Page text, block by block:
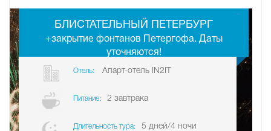
БЛИСТАТЕЛЬНЫЙ ПЕТЕРБУРГ
+закрытие фонтанов Петергофа. Даты
уточняются!
Отель: Апарт-отель IN2IT
Питание: 2 завтрака
Длительность тура: 5 дней/4 ночи
-